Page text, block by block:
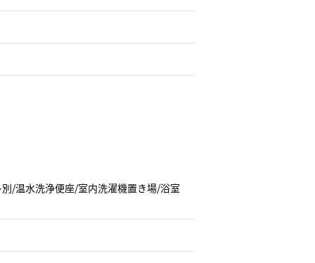
/温水洗浄便座/室内洗濯機置き場/浴室